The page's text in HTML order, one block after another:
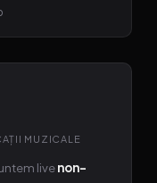
MUZICALE
livenon-